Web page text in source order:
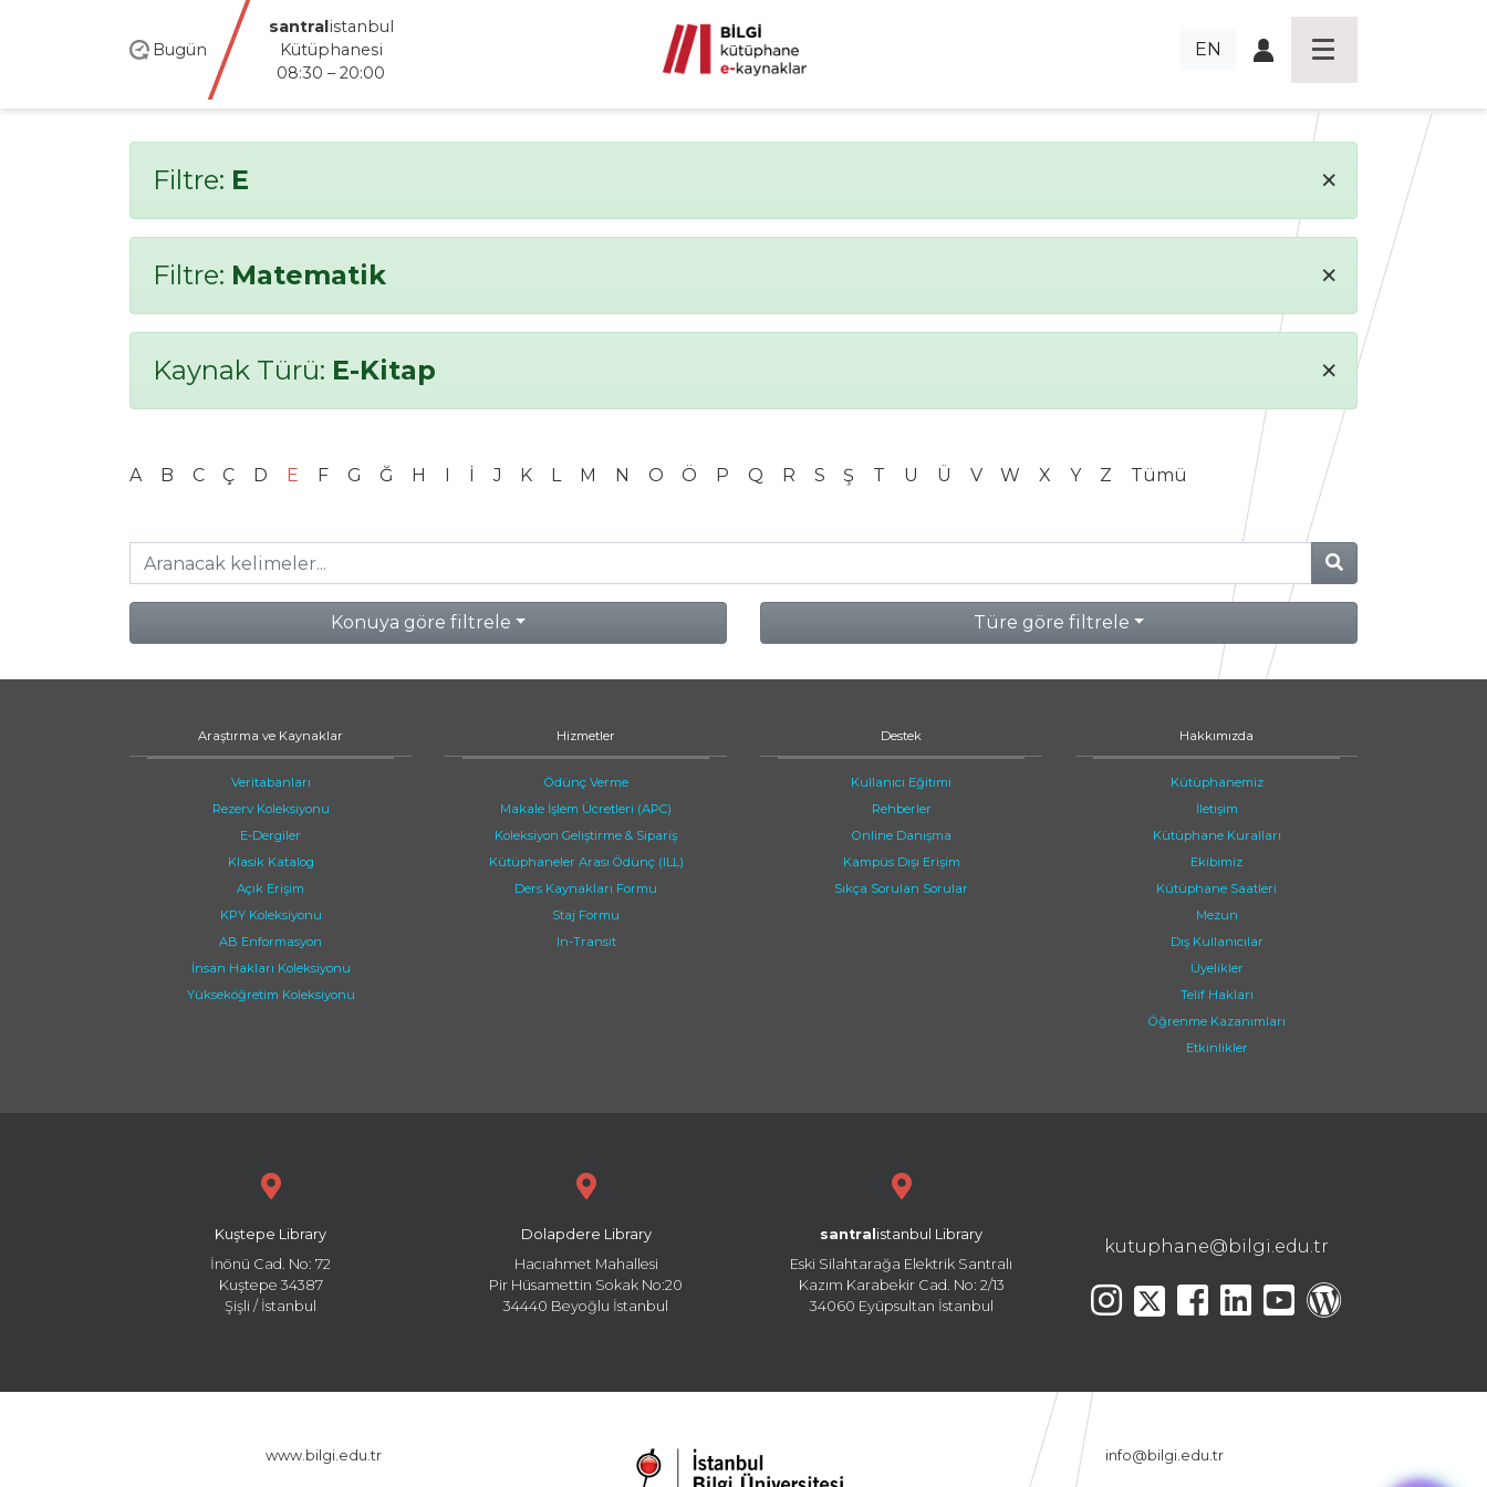
Bugün
santralistanbul
Kütüphanesi
08:30 – 20:00
EN
Filtre: E ×
Filtre: Matematik ×
Kaynak Türü: E-Kitap ×
A B C Ç D E F G Ğ H I İ J K L M N O Ö P Q R S Ş T U Ü V W X Y Z Tümü
Konuya göre filtrele Türe göre filtrele
Araştırma ve Kaynaklar
Veritabanları
Rezerv Koleksiyonu
E-Dergiler
Klasik Katalog
Açık Erişim
KPY Koleksiyonu
AB Enformasyon
İnsan Hakları Koleksiyonu
Yükseköğretim Koleksiyonu
Hizmetler
Ödünç Verme
Makale İşlem Ücretleri (APC)
Koleksiyon Geliştirme & Sipariş
Kütüphaneler Arası Ödünç (ILL)
Ders Kaynakları Formu
Staj Formu
In-Transit
Destek
Kullanıcı Eğitimi
Rehberler
Online Danışma
Kampüs Dışı Erişim
Sıkça Sorulan Sorular
Hakkımızda
Kütüphanemiz
İletişim
Kütüphane Kuralları
Ekibimiz
Kütüphane Saatleri
Mezun
Dış Kullanıcılar
Üyelikler
Telif Hakları
Öğrenme Kazanımları
Etkinlikler
Kuştepe Library
İnönü Cad. No: 72
Kuştepe 34387
Şişli / İstanbul
Dolapdere Library
Hacıahmet Mahallesi
Pir Hüsamettin Sokak No:20
34440 Beyoğlu İstanbul
santral istanbul Library
Eski Silahtarağa Elektrik Santralı
Kazım Karabekir Cad. No: 2/13
34060 Eyüpsultan İstanbul
kutuphane@bilgi.edu.tr
www.bilgi.edu.tr info@bilgi.edu.tr